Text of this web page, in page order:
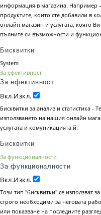
информация в магазина. Например
продуктите, които сте добавили в
онлайн магазин и услугата, която
пълните си възможности и
Бисквитки
System
За ефективност
За ефективност
Вкл.Изкл.
Бисквитки за анализ и статистика -
използването на нашия онлайн
услугата и комуникацията й.
Бисквитки
За функционалности
За функционалности
Вкл.Изкл.
Този тип "бисквитки" се използват
строго необходими за неговата
или показване на последните